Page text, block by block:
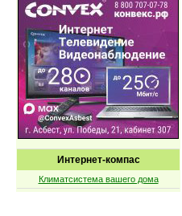
Интернет-компас
Климатсистема вашего дома